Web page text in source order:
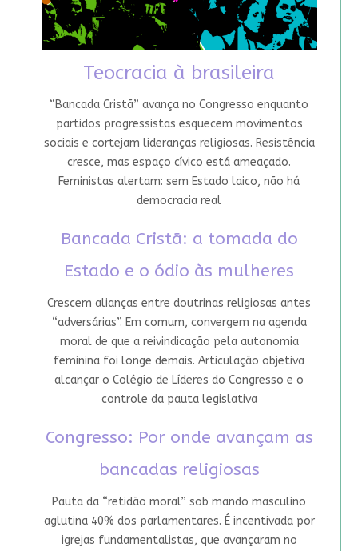
Teocracia à brasileira
“Bancada Cristã” avança no Congresso enquanto
partidos progressistas esquecem movimentos
sociais e cortejam lideranças religiosas. Resistência
cresce, mas espaço cívico está ameaçado.
Feministas alertam: sem Estado laico, não há
democracia real
Bancada Cristã: a tomada do
Estado e o ódio às mulheres
Crescem alianças entre doutrinas religiosas antes
“adversárias”. Em comum, convergem na agenda
moral de que a reivindicação pela autonomia
feminina foi longe demais. Articulação objetiva
alcançar o Colégio de Líderes do Congresso e o
controle da pauta legislativa
Congresso: Por onde avançam as
bancadas religiosas
Pauta da “retidão moral” sob mando masculino
aglutina 40% dos parlamentares. É incentivada por
igrejas fundamentalistas, que avançaram no